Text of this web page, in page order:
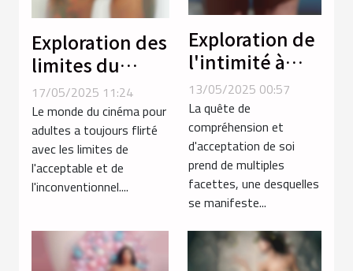
Exploration des
limites du
porno extrême
avec des
thèmes non
conventionnels
17/05/2025 11:24
Le monde du cinéma pour
adultes a toujours flirté
avec les limites de
l'acceptable et de
l'inconventionnel....
Exploration de
l'intimité à
travers les
services
téléphoniques
transgenres
13/05/2025 00:57
La quête de
compréhension et
d'acceptation de soi
prend de multiples
facettes, une desquelles
se manifeste...